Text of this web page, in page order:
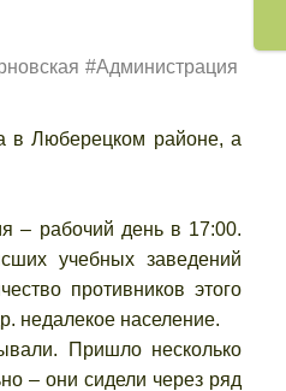
Администрация
Люберецком районе, а
– рабочий день в 17:00.
учебных заведений
противников этого
недалекое население.
Пришло несколько
– они сидели через ряд